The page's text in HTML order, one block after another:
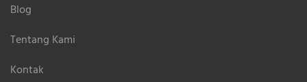
Blog
Tentang Kami
Kontak